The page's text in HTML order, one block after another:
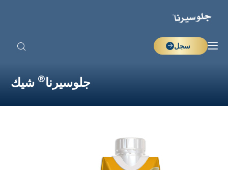
سجل
جلوسيرنا® شيك